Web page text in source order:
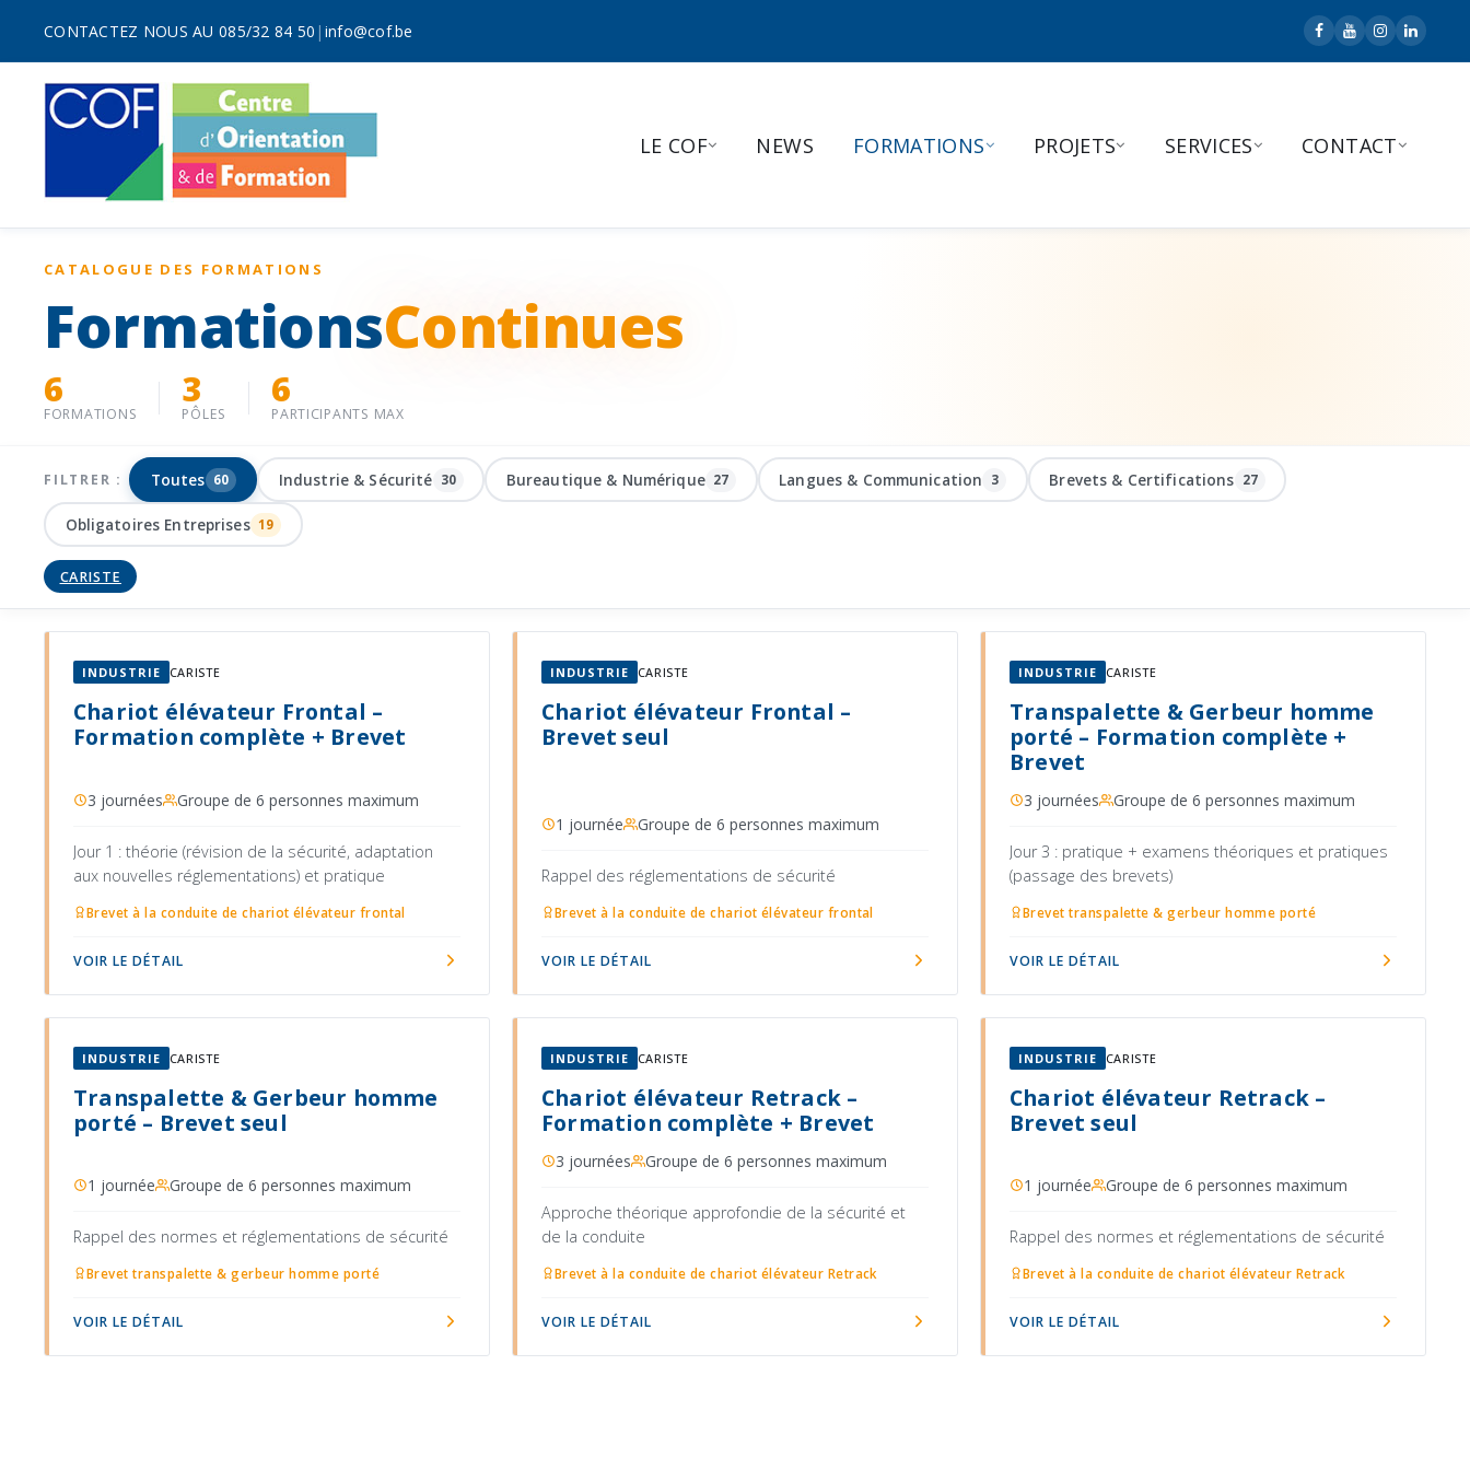
CONTACTEZ NOUS AU 085/32 84 50 | info@cof.be
LE COF NEWS FORMATIONS PROJETS SERVICES CONTACT
CATALOGUE DES FORMATIONS
FormationsContinues
6
FORMATIONS
3
PÔLES
6
PARTICIPANTS MAX
FILTRER : Toutes 60 Industrie & Sécurité 30 Bureautique & Numérique 27 Langues & Communication 3 Brevets & Certifications 27
Obligatoires Entreprises 19
CARISTE
INDUSTRIE CARISTE
Chariot élévateur Frontal –
Formation complète + Brevet
3 journées Groupe de 6 personnes maximum
Jour 1 : théorie (révision de la sécurité, adaptation
aux nouvelles réglementations) et pratique
Brevet à la conduite de chariot élévateur frontal
VOIR LE DÉTAIL
INDUSTRIE CARISTE
Chariot élévateur Frontal –
Brevet seul
1 journée Groupe de 6 personnes maximum
Rappel des réglementations de sécurité
Brevet à la conduite de chariot élévateur frontal
VOIR LE DÉTAIL
INDUSTRIE CARISTE
Transpalette & Gerbeur homme
porté – Formation complète +
Brevet
3 journées Groupe de 6 personnes maximum
Jour 3 : pratique + examens théoriques et pratiques
(passage des brevets)
Brevet transpalette & gerbeur homme porté
VOIR LE DÉTAIL
INDUSTRIE CARISTE
Transpalette & Gerbeur homme
porté – Brevet seul
1 journée Groupe de 6 personnes maximum
Rappel des normes et réglementations de sécurité
Brevet transpalette & gerbeur homme porté
VOIR LE DÉTAIL
INDUSTRIE CARISTE
Chariot élévateur Retrack –
Formation complète + Brevet
3 journées Groupe de 6 personnes maximum
Approche théorique approfondie de la sécurité et
de la conduite
Brevet à la conduite de chariot élévateur Retrack
VOIR LE DÉTAIL
INDUSTRIE CARISTE
Chariot élévateur Retrack –
Brevet seul
1 journée Groupe de 6 personnes maximum
Rappel des normes et réglementations de sécurité
Brevet à la conduite de chariot élévateur Retrack
VOIR LE DÉTAIL